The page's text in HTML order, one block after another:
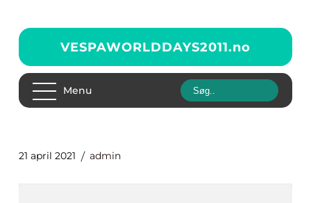
VESPAWORLDDAYS2011.no
Menu
21 april 2021 admin